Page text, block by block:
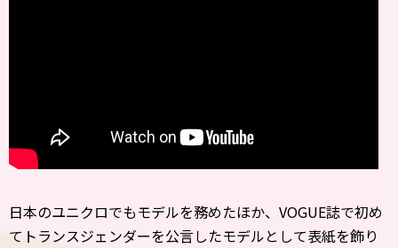
日本のユニクロでもモデルを務めたほか、VOGUE誌で初め
てトランスジェンダーを公言したモデルとして表紙を飾り